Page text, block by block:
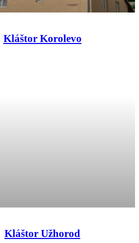
Kláštor Korolevo
Kláštor Užhorod